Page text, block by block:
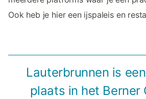
Ook heb je hier een ijspaleis en
Lauterbrunnen is
plaats in het Berner